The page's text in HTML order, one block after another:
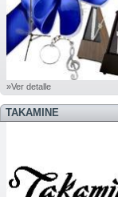
»Ver detalle
TAKAMINE